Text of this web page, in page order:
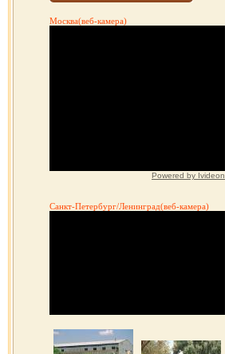
Москва(веб-камера)
Powered by Ivideon
Санкт-Петербург/Ленинград(веб-камера)